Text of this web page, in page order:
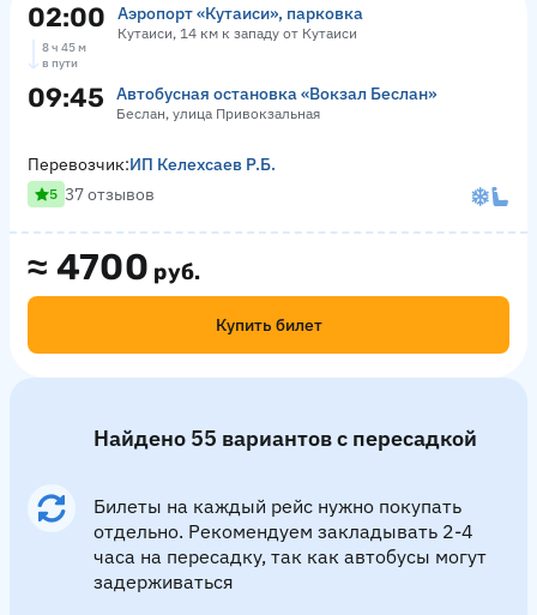
02:00 Аэропорт «Кутаиси», парковка
Кутаиси, 14 км к западу от Кутаиси
8 ч 45 м
в пути
09:45 Автобусная остановка «Вокзал Беслан»
Беслан, улица Привокзальная
≈ 4700 руб.
Купить билет
Перевозчик:ИП Келехсаев Р.Б.
5 37 отзывов
Найдено 55 вариантов с пересадкой
Билеты на каждый рейс нужно покупать
отдельно. Рекомендуем закладывать 2-4
часа на пересадку, так как автобусы могут
задерживаться